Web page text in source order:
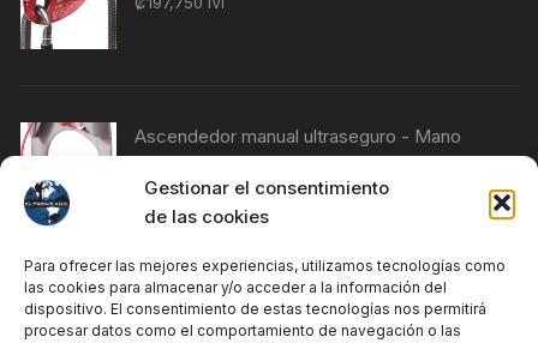
Gestionar el consentimiento
de las cookies
Para ofrecer las mejores experiencias, utilizamos tecnologías como
las cookies para almacenar y/o acceder a la información del
dispositivo. El consentimiento de estas tecnologías nos permitirá
procesar datos como el comportamiento de navegación o las
Ascendedor manual ultraseguro - Mano
76,840
Ascendedor manual Ultrasafe - Mano
derecha RP240